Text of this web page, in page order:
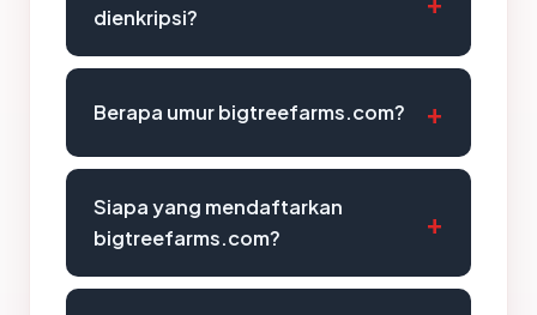
dienkripsi?
Berapa umur bigtreefarms.com?
Siapa yang mendaftarkan
bigtreefarms.com?